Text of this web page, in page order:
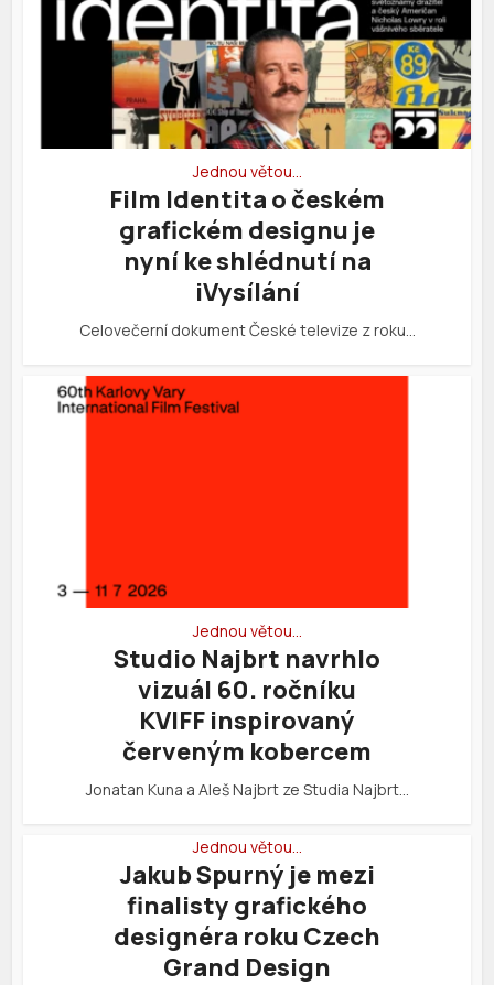
Jednou větou…
Film Identita o českém
grafickém designu je
nyní ke shlédnutí na
iVysílání
Celovečerní dokument České televize z roku…
Jednou větou…
Studio Najbrt navrhlo
vizuál 60. ročníku
KVIFF inspirovaný
červeným kobercem
Jonatan Kuna a Aleš Najbrt ze Studia Najbrt…
Jednou větou…
Jakub Spurný je mezi
finalisty grafického
designéra roku Czech
Grand Design